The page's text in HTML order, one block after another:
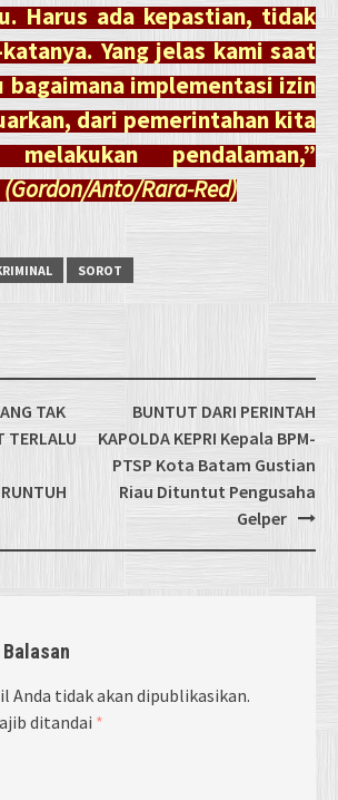
Harus ada kepastian, tidak
Yang jelas kami saat
implementasi izin
dari pemerintahan kita
pendalaman,”
(Gordon/Anto/Rara-Red)
SOROT
TAK
TERLALU
BUNTUT DARI PERINTAH
KAPOLDA KEPRI Kepala BPM-
PTSP Kota Batam Gustian
Riau Dituntut Pengusaha
Gelper
Anda tidak akan dipublikasikan.
ditandai *